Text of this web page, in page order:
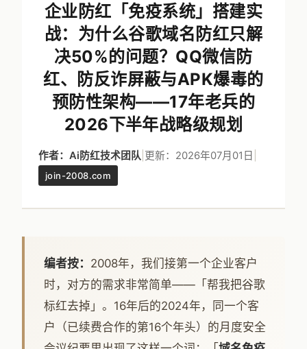
企业防红「免疫系统」搭建实
战：为什么谷歌域名防红只解
决50%的问题？QQ微信防
红、防反诈屏蔽与APK爆毒的
预防性架构——17年老兵的
2026下半年战略级规划
作者：Ai防红技术团队 更新：2026年07月01日
join-2008.com
编者按： 2008年，我们接第一个企业客户
时，对方的需求非常简单——「帮我把谷歌
标红去掉」。16年后的2024年，同一个客
户（已续费合作的第16个年头）的月度安全